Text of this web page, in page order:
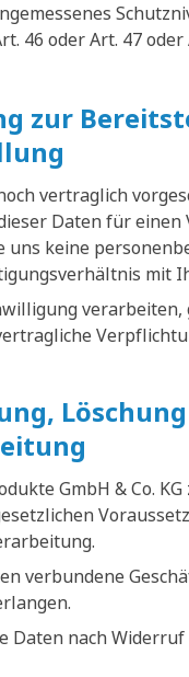
46 oder Art. 47 oder
zur
vertraglich
Daten für einen
keine
mit
verarbeiten,
GmbH & Co.
verbundene
nach Widerruf